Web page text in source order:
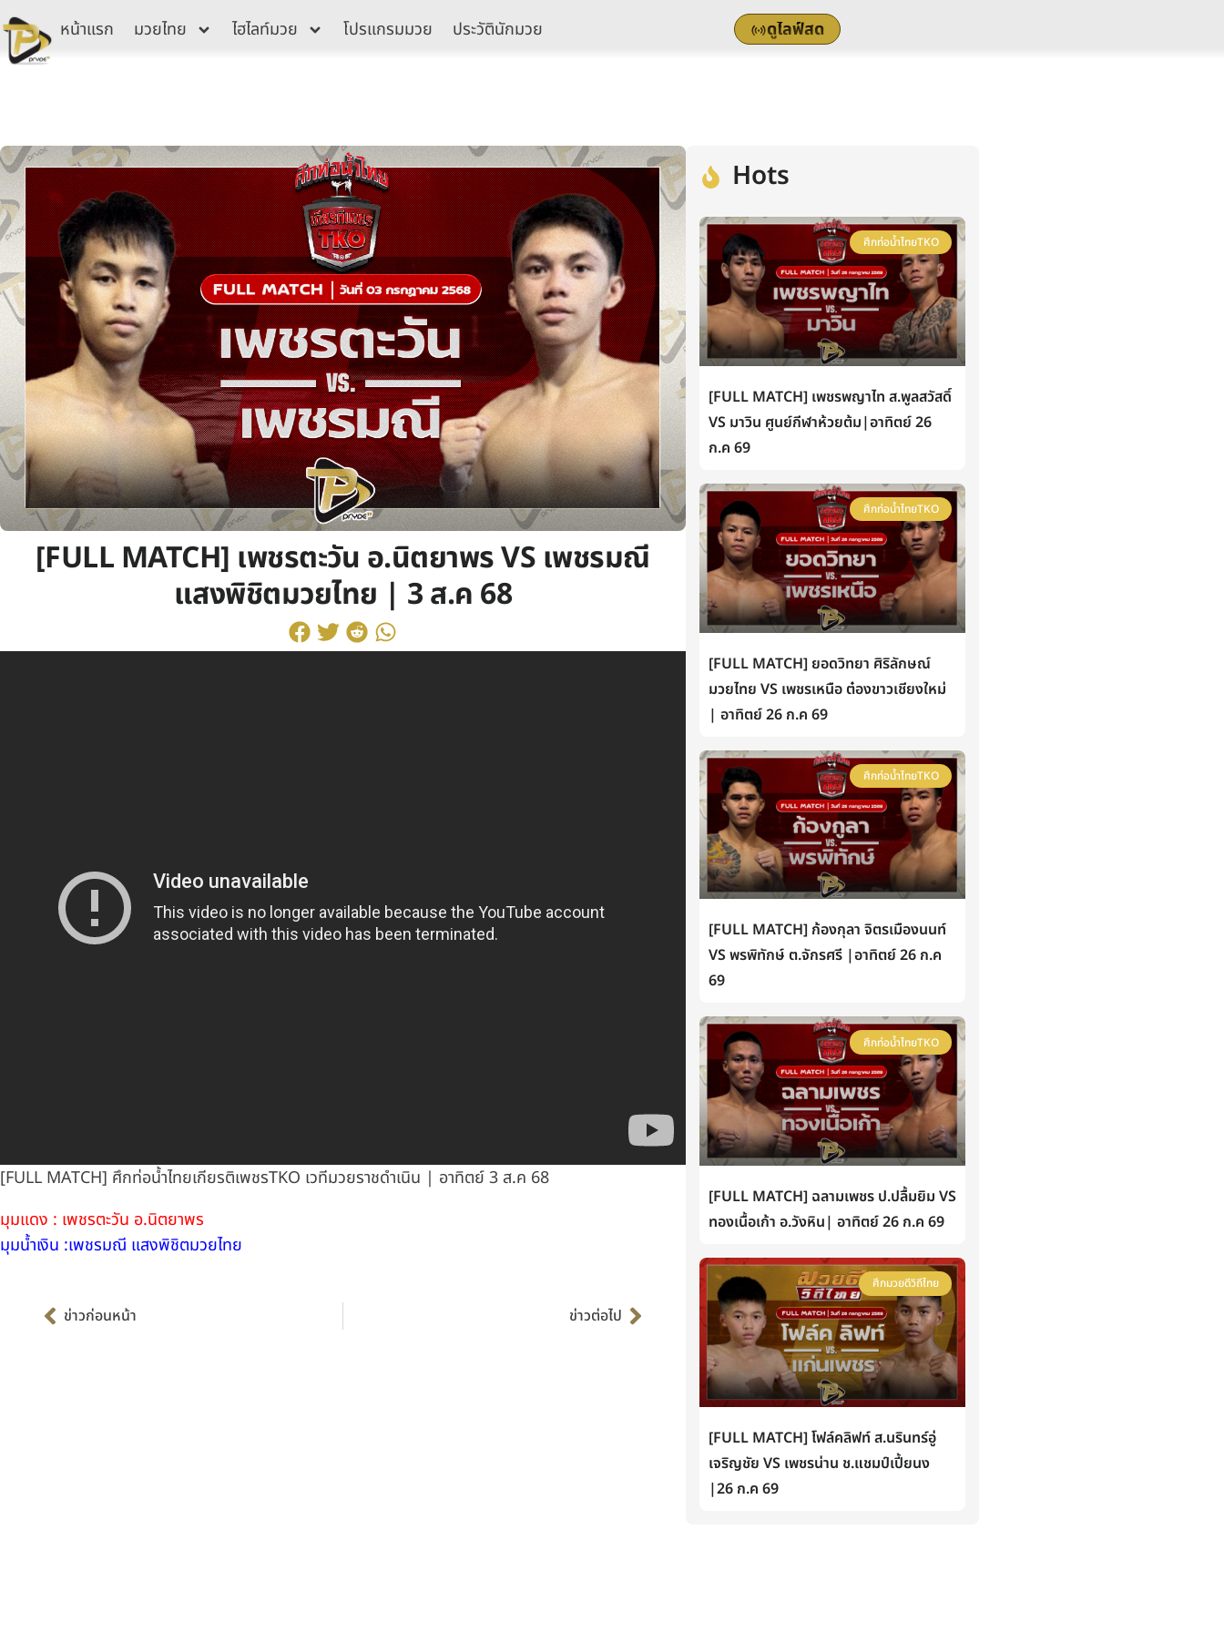
Skip
to
content
หน้าแรก มวยไทย ไฮไลท์มวย โปรแกรมมวย ประวัตินักมวย ดูไลฟ์สด
[FULL MATCH] เพชรตะวัน อ.นิตยาพร VS เพชรมณี
แสงพิชิตมวยไทย | 3 ส.ค 68
[FULL MATCH] ศึกท่อน้ำไทยเกียรติเพชรTKO เวทีมวยราชดำเนิน | อาทิตย์ 3 ส.ค 68
มุมแดง : เพชรตะวัน อ.นิตยาพร
มุมน้ำเงิน :เพชรมณี แสงพิชิตมวยไทย
ข่าวก่อนหน้า ข่าวต่อไป
Hots
ศึกท่อน้ำไทยTKO
[FULL MATCH] เพชรพญาไท ส.พูลสวัสดิ์
VS มาวิน ศูนย์กีฬาห้วยต้ม|อาทิตย์ 26
ก.ค 69
ศึกท่อน้ำไทยTKO
[FULL MATCH] ยอดวิทยา ศิริลักษณ์
มวยไทย VS เพชรเหนือ ต๋องขาวเชียงใหม่
| อาทิตย์ 26 ก.ค 69
ศึกท่อน้ำไทยTKO
[FULL MATCH] ก้องกุลา จิตรเมืองนนท์
VS พรพิทักษ์ ต.จักรศรี |อาทิตย์ 26 ก.ค
69
ศึกท่อน้ำไทยTKO
[FULL MATCH] ฉลามเพชร ป.ปลื้มยิม VS
ทองเนื้อเก้า อ.วังหิน| อาทิตย์ 26 ก.ค 69
ศึกมวยดีวิถีไทย
[FULL MATCH] โฟล์คลิฟท์ ส.นรินทร์อู่
เจริญชัย VS เพชรน่าน ช.แชมป์เปี้ยนง
|26 ก.ค 69